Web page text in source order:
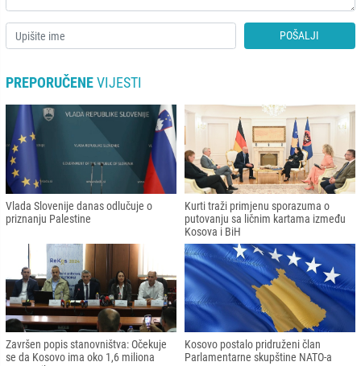
POŠALJI
PREPORUČENEVIJESTI
Vlada Slovenije danas odlučuje o
priznanju Palestine
Kurti traži primjenu sporazuma o
putovanju sa ličnim kartama između
Kosova i BiH
Završen popis stanovništva: Očekuje
se da Kosovo ima oko 1,6 miliona
Kosovo postalo pridruženi član
Parlamentarne skupštine NATO-a